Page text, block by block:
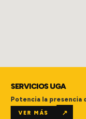
SERVICIOS UGA
Potencia la presencia
VER MÁS ↗